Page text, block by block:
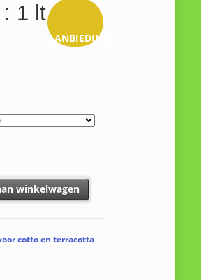
AANBIEDING!
1 lt
winkelwagen
cotto en terracotta